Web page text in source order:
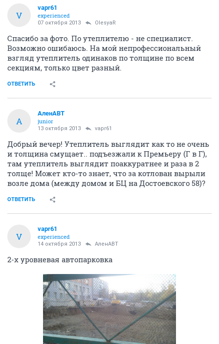
V
vapr61
experienced
07 октября 2013 OlesyaR
Спасибо за фото. По утеплителю - не специалист.
Возможно ошибаюсь. На мой непрофессиональный
взгляд утеплитель одинаков по толщине по всем
секциям, только цвет разный.
ОТВЕТИТЬ
А
АленАВТ
junior
13 октября 2013 vapr61
Добрый вечер! Утеплитель выглядит как то не очень
и толщина смущает.. подъезжали к Премьеру (Г в Г),
там утеплитель выглядит поаккуратнее и раза в 2
толще! Может кто-то знает, что за котлован вырыли
возле дома (между домом и БЦ на Достоевского 58)?
ОТВЕТИТЬ
V
vapr61
experienced
14 октября 2013 АленАВТ
2-х уровневая автопарковка